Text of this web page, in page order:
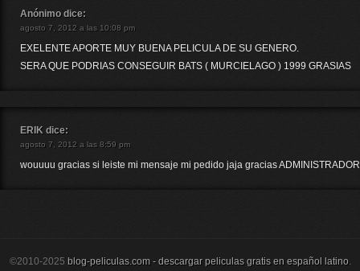
Anónimo dice:
agosto 7, 2012 a las 10:08 pm
EXELENTE APORTE MUY BUENA PELICULA DE SU GENERO.
SERA QUE PODRIAS CONSEGUIR BATS ( MURCIELAGO ) 1999 GRASIAS
ERIK dice:
agosto 7, 2012 a las 8:59 pm
wouuuu gracias si leiste mi mensaje mi pedido jaja gracias ADMINISTRADOR
©2010-2025 blog-peliculas.com - descargar peliculas gratis en español latino.